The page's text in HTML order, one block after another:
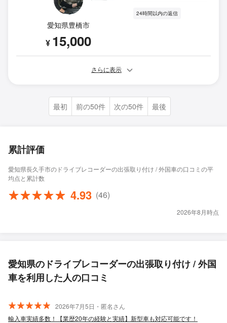
愛知県豊橋市
¥ 15,000
24時間以内の返信
さらに表示
最初 前の50件 次の50件 最後
累計評価
愛知県長久手市のドライブレコーダーの出張取り付け / 外国車の口コミの平
均点と累計数
4.93 (46)
2026年8月時点
愛知県のドライブレコーダーの出張取り付け / 外国
車を利用した人の口コミ
2026年7月5日・匿名さん
輸入車実績多数！【業歴20年の経験と実績】新型車も対応可能です！